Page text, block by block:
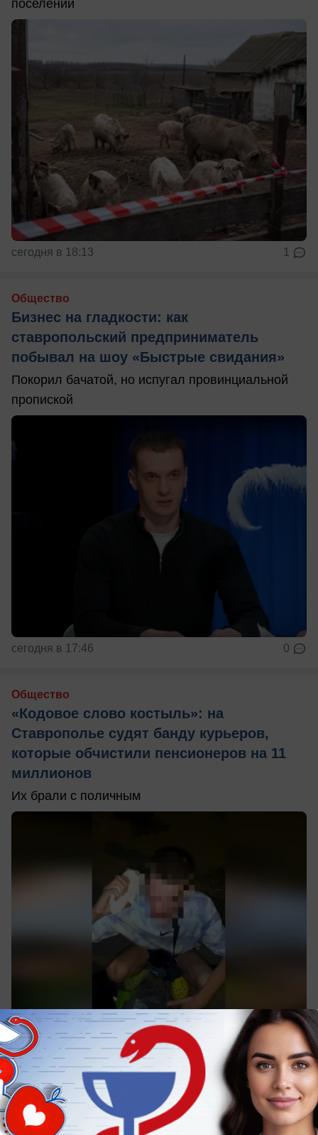
поселений
сегодня в 18:13 1
Общество
Бизнес на гладкости: как
ставропольский предприниматель
побывал на шоу «Быстрые свидания»
Покорил бачатой, но испугал провинциальной
пропиской
сегодня в 17:46 0
Общество
«Кодовое слово костыль»: на
Ставрополье судят банду курьеров,
которые обчистили пенсионеров на 11
миллионов
Их брали с поличным
сегодня в 17:02
Происшествия
Судья Свириденко погиб в тройном ДТП
под Невинномысском вечером 5 августа